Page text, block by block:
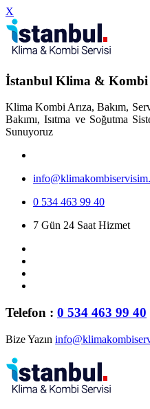
X
İstanbul Klima & Kombi
Klima Kombi Arıza, Bakım,
Bakımı, Isıtma ve Soğutma
Sunuyoruz
0 534 463 99 40
7 Gün 24 Saat Hizmet
Telefon : 0 534 463 99 40
Bize Yazın